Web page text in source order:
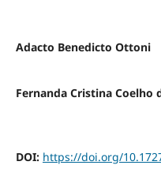
Adacto Benedicto Ottoni
Fernanda Cristina Coelho
DOI: https://doi.org/